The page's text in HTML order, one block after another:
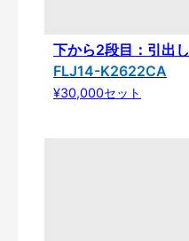
下から2段目：引出し
FLJ14-K2622CA
¥30,000セット